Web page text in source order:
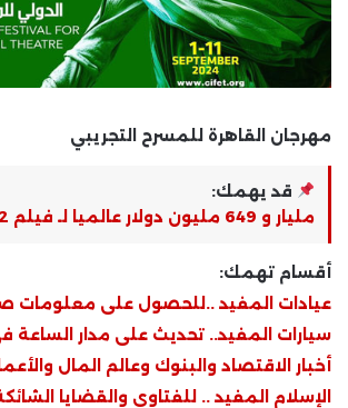
مهرجان القاهرة للمسرح التجريبي
قد يهمك:
مليار و 649 مليون دولار عالميا لـ فيلم Inside Out 2
أقسام تهمك:
عيادات المفيد ..للحصول على معلومات
سيارات المفيد.. تحديث على مدار الساعة
أخبار الاقتصاد والبنوك وعالم المال
الإسلام المفيد .. للفتاوى والقضايا